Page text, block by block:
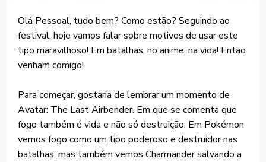
Olá Pessoal, tudo bem? Como estão? Seguindo ao
festival, hoje vamos falar sobre motivos de usar este
tipo maravilhoso! Em batalhas, no anime, na vida! Então
venham comigo!
Para começar, gostaria de lembrar um momento de
Avatar: The Last Airbender. Em que se comenta que
fogo também é vida e não só destruição. Em Pokémon
vemos fogo como um tipo poderoso e destruidor nas
batalhas, mas também vemos Charmander salvando a